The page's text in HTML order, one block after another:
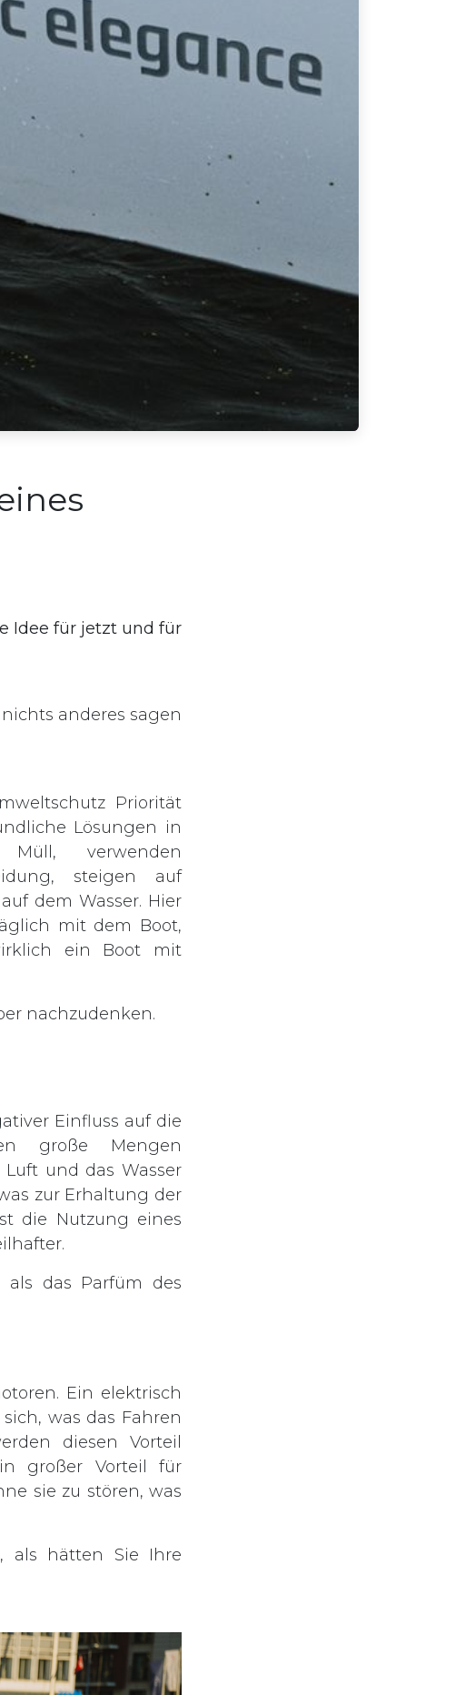
Idee für jetzt und für
anderes sagen
Priorität
Lösungen in
Müll, verwenden
steigen auf
dem Wasser. Hier
mit dem Boot,
ein Boot mit
nachzudenken.
Einfluss auf die
große Mengen
und das Wasser
zur Erhaltung der
die Nutzung eines
das Parfüm des
Ein elektrisch
was das Fahren
diesen Vorteil
großer Vorteil für
sie zu stören, was
als hätten Sie Ihre